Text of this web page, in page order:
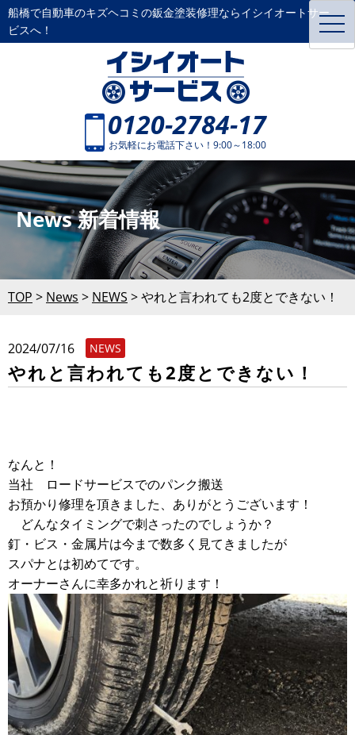
船橋で自動車のキズヘコミの鈑金塗装修理ならイシイオートサー
ビスへ！
0120-2784-17
お気軽にお電話下さい！9:00～18:00
News 新着情報
TOP > News > NEWS >やれと言われても2度とできない！
2024/07/16 NEWS
やれと言われても2度とできない！
なんと！
当社 ロードサービスでのパンク搬送
お預かり修理を頂きました、ありがとうございます！
どんなタイミングで刺さったのでしょうか？
釘・ビス・金属片は今まで数多く見てきましたが
スパナとは初めてです。
オーナーさんに幸多かれと祈ります！